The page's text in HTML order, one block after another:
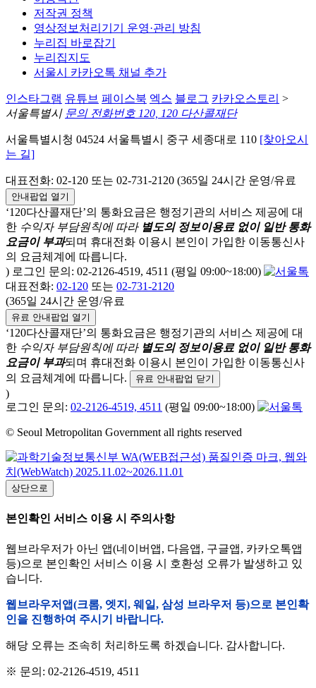
저작권 정책
영상정보처리기기 운영·관리 방침
누리집 바로잡기
누리집지도
서울시 카카오톡 채널 추가
인스타그램 유튜브 페이스북 엑스 블로그 카카오스토리 >
서울특별시 문의 전화번호 120, 120 다산콜재단
서울특별시청 04524 서울특별시 중구 세종대로 110 [찾아오시
는 길]
대표전화: 02-120 또는 02-731-2120 (365일 24시간 운영/유료
안내팝업 열기
‘120다산콜재단’의 통화요금은 행정기관의 서비스 제공에 대
한 수익자 부담원칙에 따라 별도의 정보이용료 없이 일반 통화
요금이 부과되며 휴대전화 이용시 본인이 가입한 이동통신사
의 요금체계에 따릅니다.
) 로그인 문의: 02-2126-4519, 4511 (평일 09:00~18:00)
대표전화: 02-120 또는 02-731-2120
(365일 24시간 운영/유료
유료 안내팝업 열기
‘120다산콜재단’의 통화요금은 행정기관의 서비스 제공에 대
한 수익자 부담원칙에 따라 별도의 정보이용료 없이 일반 통화
요금이 부과되며 휴대전화 이용시 본인이 가입한 이동통신사
의 요금체계에 따릅니다.
유료 안내팝업 닫기
)
로그인 문의: 02-2126-4519, 4511 (평일 09:00~18:00)
© Seoul Metropolitan Government all rights reserved
상단으로
본인확인 서비스 이용 시 주의사항
웹브라우저가 아닌 앱(네이버앱, 다음앱, 구글앱, 카카오톡앱
등)으로 본인확인 서비스 이용 시 호환성 오류가 발생하고 있
습니다.
웹브라우저앱(크롬, 엣지, 웨일, 삼성 브라우저 등)으로 본인확
인을 진행하여 주시기 바랍니다.
해당 오류는 조속히 처리하도록 하겠습니다. 감사합니다.
※ 문의: 02-2126-4519, 4511